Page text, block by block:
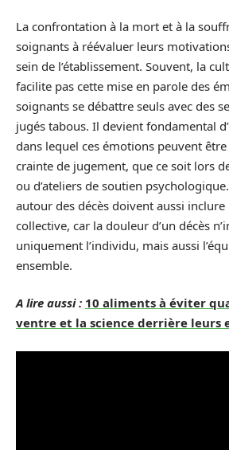
La confrontation à la mort et à la
soignants à réévaluer leurs
sein de l’établissement. Souvent, la
facilite pas cette mise en parole des
soignants se débattre seuls avec des
jugés tabous. Il devient fondamental
dans lequel ces émotions peuvent
crainte de jugement, que ce soit lors
ou d’ateliers de soutien
autour des décès doivent aussi
collective, car la douleur d’un décès
uniquement l’individu, mais aussi
ensemble.
A lire aussi : 10 aliments à éviter
ventre et la science derrière leurs